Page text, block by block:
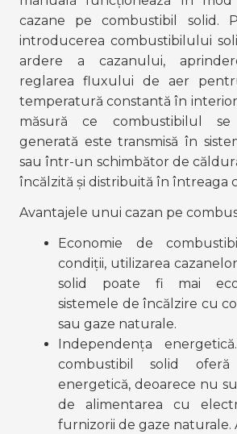
cazane pe combustibil solid.
introducerea combustibilului
ardere a cazanului,
reglarea fluxului de aer
temperatură constantă în
măsură ce combustibilul
generată este transmisă în
sau într-un schimbător de
încălzită și distribuită în întreaga
Avantajele unui cazan pe
Economie de
condiții, utilizarea
solid poate fi mai
sistemele de încălzire cu
sau gaze naturale.
Independența
combustibil solid oferă
energetică, deoarece nu
de alimentarea cu
furnizorii de gaze naturale.